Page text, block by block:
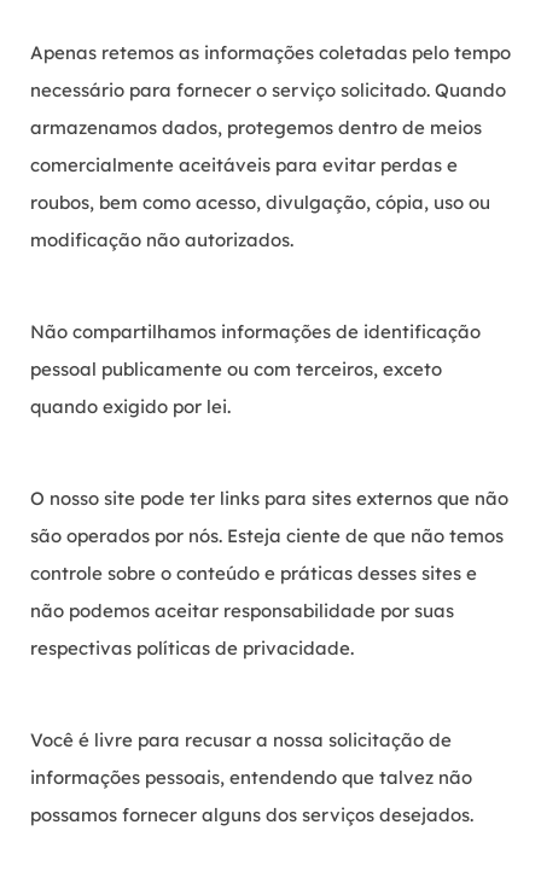
Apenas retemos as informações coletadas pelo tempo
necessário para fornecer o serviço solicitado. Quando
armazenamos dados, protegemos dentro de meios
comercialmente aceitáveis ​​para evitar perdas e
roubos, bem como acesso, divulgação, cópia, uso ou
modificação não autorizados.
Não compartilhamos informações de identificação
pessoal publicamente ou com terceiros, exceto
quando exigido por lei.
O nosso site pode ter links para sites externos que não
são operados por nós. Esteja ciente de que não temos
controle sobre o conteúdo e práticas desses sites e
não podemos aceitar responsabilidade por suas
respectivas políticas de privacidade.
Você é livre para recusar a nossa solicitação de
informações pessoais, entendendo que talvez não
possamos fornecer alguns dos serviços desejados.